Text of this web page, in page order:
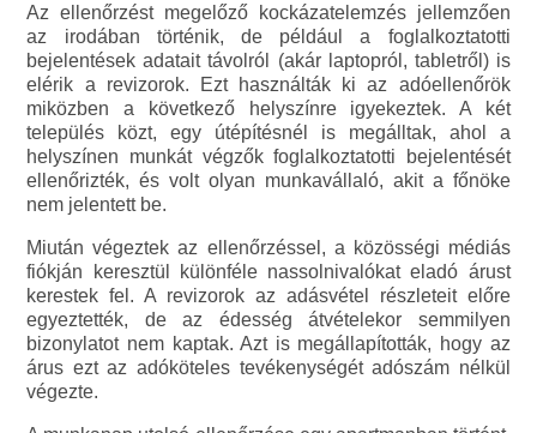
Az ellenőrzést megelőző kockázatelemzés jellemzően
az irodában történik, de például a foglalkoztatotti
bejelentések adatait távolról (akár laptopról, tabletről) is
elérik a revizorok. Ezt használták ki az adóellenőrök
miközben a következő helyszínre igyekeztek. A két
település közt, egy útépítésnél is megálltak, ahol a
helyszínen munkát végzők foglalkoztatotti bejelentését
ellenőrizték, és volt olyan munkavállaló, akit a főnöke
nem jelentett be.
Miután végeztek az ellenőrzéssel, a közösségi médiás
fiókján keresztül különféle nassolnivalókat eladó árust
kerestek fel. A revizorok az adásvétel részleteit előre
egyeztették, de az édesség átvételekor semmilyen
bizonylatot nem kaptak. Azt is megállapították, hogy az
árus ezt az adóköteles tevékenységét adószám nélkül
végezte.